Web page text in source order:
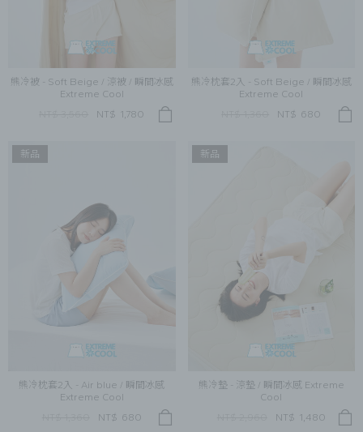
熊冷被 - Soft Beige / 涼被 / 瞬間冰感
Extreme Cool
NT$ 1,780
熊冷枕套2入 - Soft Beige / 瞬間冰感
Extreme Cool
NT$ 680
新品
熊冷枕套2入 - Air blue / 瞬間冰感
Extreme Cool
NT$ 680
新品
熊冷墊 - 涼墊 / 瞬間冰感 Extreme
Cool
NT$ 1,480